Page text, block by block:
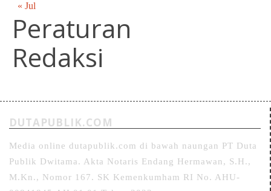
« Jul
Peraturan
Redaksi
DUTAPUBLIK.COM
Media online dutapublik.com di bawah naungan PT Duta
Publik Dwitama. Akta Notaris Endang Hermawan, S.H.,
M.Kn., Nomor 167. SK Kemenkumham RI No. AHU-